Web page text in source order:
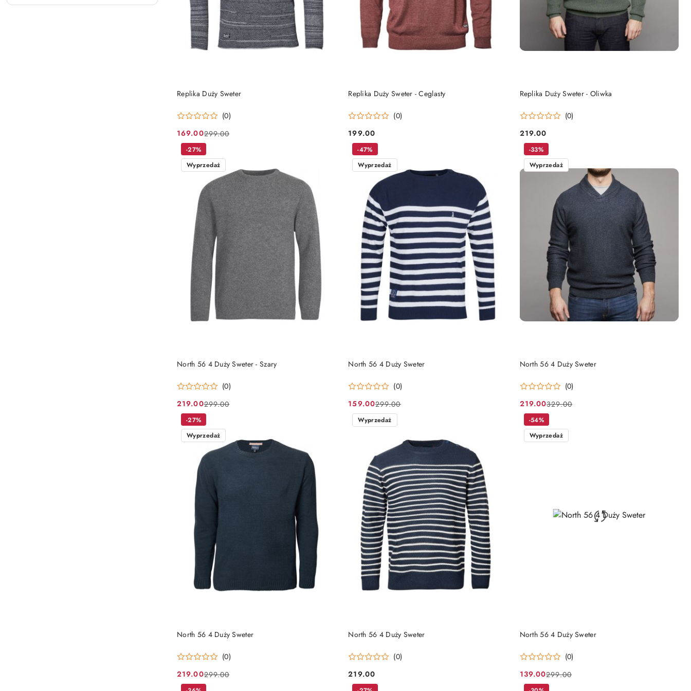
Replika Duży Sweter
(0)
Cena
promocyjna:
169.00
Cena
przed
promocją:
299.00
Replika Duży Sweter - Ceglasty
(0)
Cena:
199.00
DO KOSZYKA Replika Duży Sweter - Oliwka
(0)
Cena:
219.00
DO KOSZYKA
North 56 4 Duży Sweter - Szary
(0)
Cena
promocyjna:
219.00
Cena
przed
promocją:
299.00
-27%
Wyprzedaż
DO KOSZYKA North 56 4 Duży Sweter
(0)
Cena
promocyjna:
159.00
Cena
przed
299.00
-47%
Wyprzedaż
North 56 4 Duży Sweter
(0)
Cena
promocyjna:
219.00
Cena
przed
promocją:
329.00
-33%
Wyprzedaż
North 56 4 Duży Sweter
(0)
Cena
219.00
Cena
299.00
-27%
Wyprzedaż
North 56 4 Duży Sweter
(0)
Cena:
219.00
Wyprzedaż
North 56 4 Duży Sweter
(0)
Cena
139.00
Cena
299.00
-54%
Wyprzedaż